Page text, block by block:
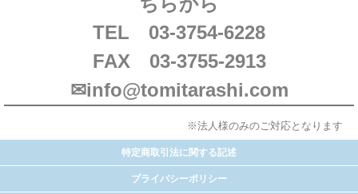
TEL 03-3754-6228
FAX 03-3755-2913
✉info@tomitarashi.com
※法人様のみのご対応となります
特定商取引法に関する記述
プライバシーポリシー